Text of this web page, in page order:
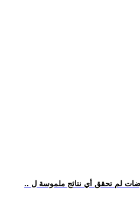
لم تحقق أي نتائج ملموسة ل